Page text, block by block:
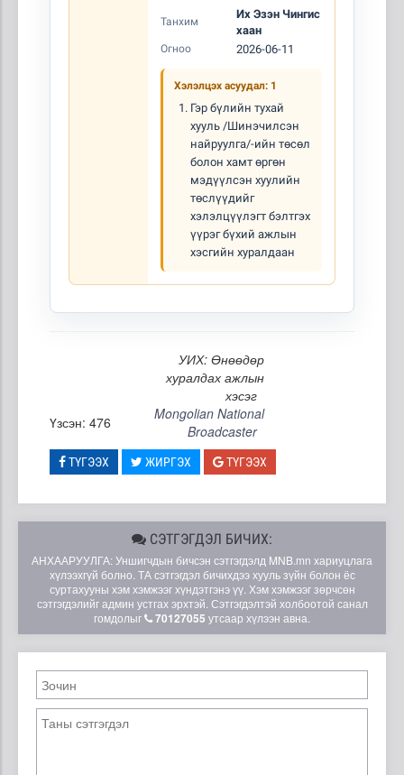
Танхим
Их Эзэн Чингис
хаан
Огноо 2026-06-11
Хэлэлцэх асуудал: 1
Гэр бүлийн тухай
хууль /Шинэчилсэн
найруулга/-ийн төсөл
болон хамт өргөн
мэдүүлсэн хуулийн
төслүүдийг
хэлэлцүүлэгт бэлтгэх
үүрэг бүхий ажлын
хэсгийн хуралдаан
УИХ: Өнөөдөр
хуралдах ажлын
хэсэг
Үзсэн: 476
Mongolian National
Broadcaster
ТҮГЭЭХ ЖИРГЭХ ТҮГЭЭХ
СЭТГЭГДЭЛ БИЧИХ:
АНХААРУУЛГА: Уншигчдын бичсэн сэтгэгдэлд MNB.mn хариуцлага
хүлээхгүй болно. ТА сэтгэгдэл бичихдээ хууль зүйн болон ёс
суртахууны хэм хэмжээг хүндэтгэнэ үү. Хэм хэмжээг зөрчсөн
сэтгэгдэлийг админ устгах эрхтэй. Сэтгэгдэлтэй холбоотой санал
гомдолыг
70127055 утсаар хүлээн авна.